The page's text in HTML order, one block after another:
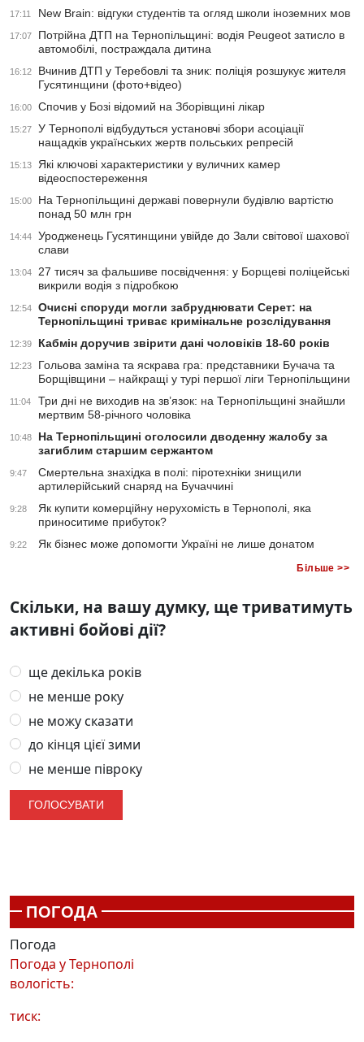
17:11 New Brain: відгуки студентів та огляд школи іноземних мов
17:07
Потрійна ДТП на Тернопільщині: водія Peugeot затисло в
автомобілі, постраждала дитина
16:12
Вчинив ДТП у Теребовлі та зник: поліція розшукує жителя
Гусятинщини (фото+відео)
16:00 Спочив у Бозі відомий на Зборівщині лікар
15:27
У Тернополі відбудуться установчі збори асоціації
нащадків українських жертв польських репресій
15:13
Які ключові характеристики у вуличних камер
відеоспостереження
15:00
На Тернопільщині державі повернули будівлю вартістю
понад 50 млн грн
14:44
Уродженець Гусятинщини увійде до Зали світової шахової
слави
13:04
27 тисяч за фальшиве посвідчення: у Борщеві поліцейські
викрили водія з підробкою
12:54
Очисні споруди могли забруднювати Серет: на
Тернопільщині триває кримінальне розслідування
12:39 Кабмін доручив звірити дані чоловіків 18-60 років
12:23
Гольова заміна та яскрава гра: представники Бучача та
Борщівщини – найкращі у турі першої ліги Тернопільщини
11:04
Три дні не виходив на зв’язок: на Тернопільщині знайшли
мертвим 58-річного чоловіка
10:48
На Тернопільщині оголосили дводенну жалобу за
загиблим старшим сержантом
9:47
Смертельна знахідка в полі: піротехніки знищили
артилерійський снаряд на Бучаччині
9:28
Як купити комерційну нерухомість в Тернополі, яка
приноситиме прибуток?
9:22 Як бізнес може допомогти Україні не лише донатом
Більше >>
Скільки, на вашу думку, ще триватимуть
активні бойові дії?
ще декілька років
не менше року
не можу сказати
до кінця цієї зими
не менше півроку
ПОГОДА
Погода
Погода уТернополі
вологість:
тиск: